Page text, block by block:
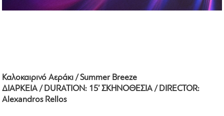
Καλοκαιρινό Αεράκι / Summer Breeze
ΔΙΑΡΚΕΙΑ / DURATION: 15’ ΣΚΗΝΟΘΕΣΙΑ / DIRECTOR:
Alexandros Rellos